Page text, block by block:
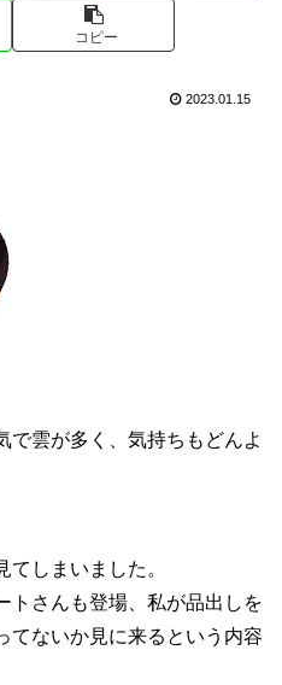
コピー
2023.01.15
で雲が多く、気持ちもどんよ
しまいました。
トさんも登場、私が品出しを
てないか見に来るという内容